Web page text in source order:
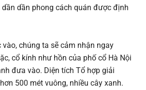
dần dần phong cách quán được định
chúng ta sẽ cảm nhận ngay
cổ kính như hồn của phố cổ Hà Nội
đưa vào. Diện tích Tổ hợp giải
500 mét vuông, nhiều cây xanh.